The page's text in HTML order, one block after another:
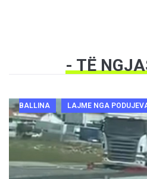
- TË
BALLINA LAJME NGA